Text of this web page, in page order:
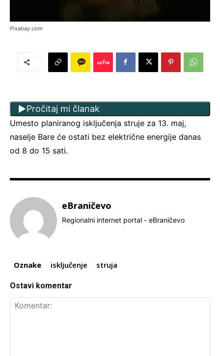
Pixabay.com
Pročitaj mi članak
Umesto planiranog isključenja struje za 13. maj,
naselje Bare će ostati bez električne energije danas
od 8 do 15 sati.
eBraničevo
Regionalni internet portal - eBraničevo
Oznake isključenje struja
Ostavi komentar